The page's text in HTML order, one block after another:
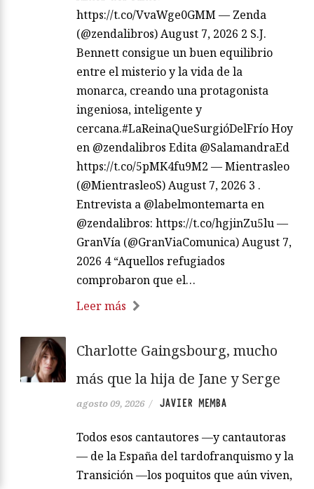
https://t.co/VvaWge0GMM — Zenda
(@zendalibros) August 7, 2026 2 S.J.
Bennett consigue un buen equilibrio
entre el misterio y la vida de la
monarca, creando una protagonista
ingeniosa, inteligente y
cercana.#LaReinaQueSurgióDelFrío Hoy
en @zendalibros Edita @SalamandraEd
https://t.co/5pMK4fu9M2 — Mientrasleo
(@MientrasleoS) August 7, 2026 3 .
Entrevista a @labelmontemarta en
@zendalibros: https://t.co/hgjinZu5lu —
GranVía (@GranViaComunica) August 7,
2026 4 “Aquellos refugiados
comprobaron que el…
Leer más
Charlotte Gaingsbourg, mucho
más que la hija de Jane y Serge
agosto 09, 2026 / JAVIER MEMBA
Todos esos cantautores —y cantautoras
— de la España del tardofranquismo y la
Transición —los poquitos que aún viven,